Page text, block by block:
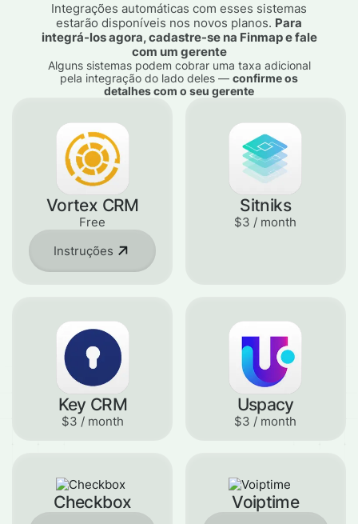
Integrações automáticas com esses sistemas
estarão disponíveis nos novos planos. Para
integrá-los agora, cadastre-se na Finmap e fale
com um gerente
Alguns sistemas podem cobrar uma taxa adicional
pela integração do lado deles — confirme os
detalhes com o seu gerente
Vortex CRM
Free
Instruções
Sitniks
$3 / month
Key CRM
$3 / month
Uspacy
$3 / month
Checkbox Voiptime